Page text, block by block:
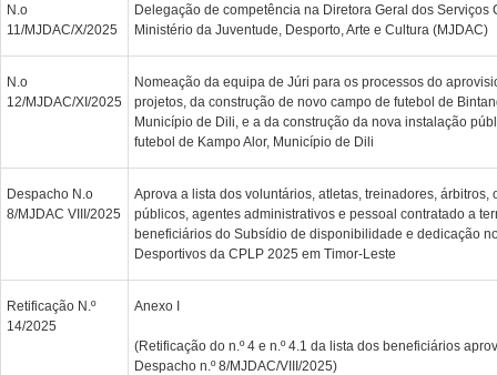
N.o
11/MJDAC/X/2025
Delegação de competência na Diretora Geral dos Serviços
Ministério da Juventude, Desporto, Arte e Cultura (MJDAC)
N.o
12/MJDAC/XI/2025
Nomeação da equipa de Júri para os processos do
projetos, da construção de novo campo de futebol de
Município de Dili, e a da construção da nova instalação
futebol de Kampo Alor, Município de Dili
Despacho N.o
8/MJDAC VIII/2025
Aprova a lista dos voluntários, atletas, treinadores, árbitros,
públicos, agentes administrativos e pessoal contratado a
beneficiários do Subsídio de disponibilidade e dedicação
Desportivos da CPLP 2025 em Timor-Leste
Retificação N.º
14/2025
Anexo I
(Retificação do n.º 4 e n.º 4.1 da lista dos beneficiários
Despacho n.º 8/MJDAC/VIII/2025)